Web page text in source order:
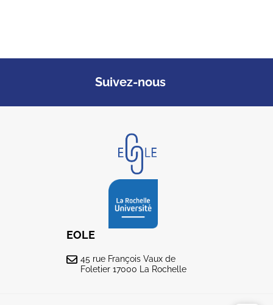
Suivez-nous
EOLE
45 rue François Vaux de
Foletier 17000 La Rochelle